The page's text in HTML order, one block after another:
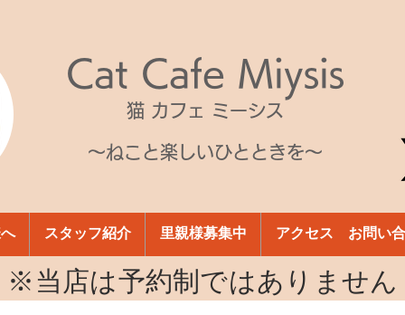
Cat Cafe Miysis
猫 カフェ ミーシス
～ねこと楽しいひとときを～
スタッフ紹介 里親様募集中 アクセス お問い
​※当店は予約制ではありません